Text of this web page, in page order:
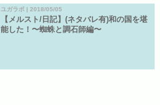
ユガラボ | 2018/05/05
【メルスト/日記】(ネタバレ有)和の国を堪
能した！〜蜘蛛と調石師編〜